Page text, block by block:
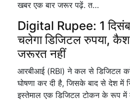
खबर एक बार जरूर पढ़ें. त…
Digital Rupee: 1
चलेगा डिजिटल रुपया,
जरूरत नहीं
आरबीआई (RBI) ने कल से डिजिटल
घोषणा कर दी है, जिसके बाद से देश में
इस्तेमाल एक डिजिटल टोकन के रूप